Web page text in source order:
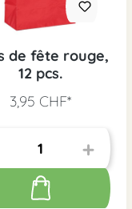
de fête rouge,
12 pcs.
3,95 CHF*